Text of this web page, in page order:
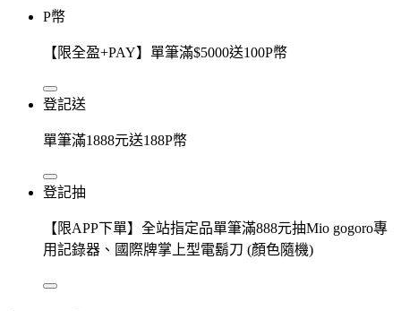
P幣
【限全盈+PAY】單筆滿$5000送100P幣
登記送
單筆滿1888元送188P幣
登記抽
【限APP下單】全站指定品單筆滿888元抽Mio gogoro專
用記錄器、國際牌掌上型電鬍刀 (顏色隨機)